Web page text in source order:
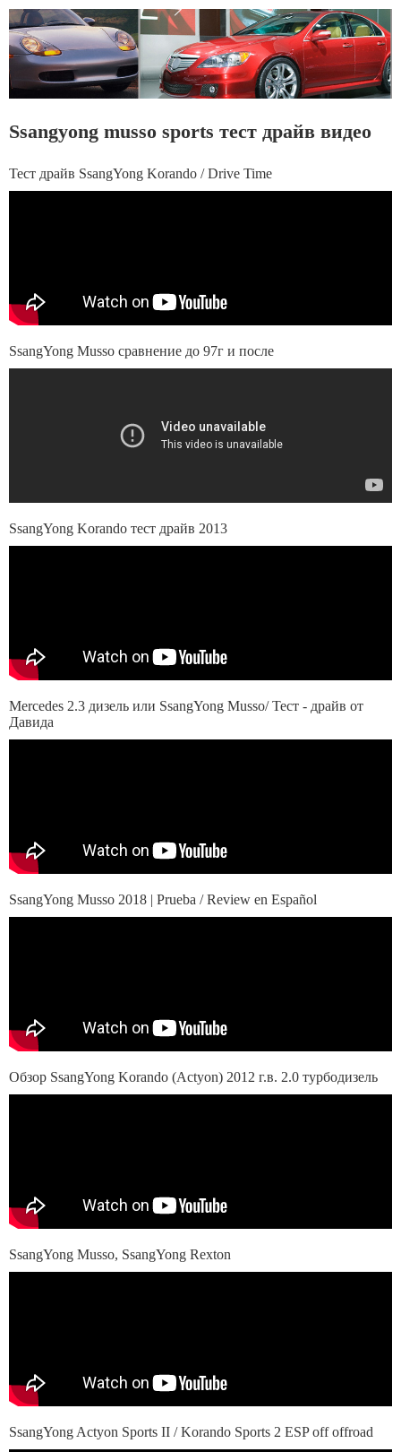
Ssangyong musso sports тест драйв видео
Тест драйв SsangYong Korando / Drive Time
SsangYong Musso сравнение до 97г и после
SsangYong Korando тест драйв 2013
Mercedes 2.3 дизель или SsangYong Musso/ Тест - драйв от
Давида
SsangYong Musso 2018 | Prueba / Review en Español
Обзор SsangYong Korando (Actyon) 2012 г.в. 2.0 турбодизель
SsangYong Musso, SsangYong Rexton
SsangYong Actyon Sports II / Korando Sports 2 ESP off offroad